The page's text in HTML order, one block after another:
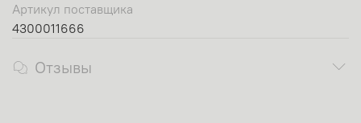
Артикул поставщика
4300011666
Отзывы